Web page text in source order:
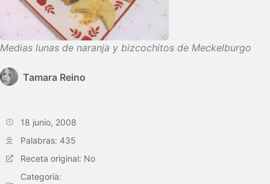
Medias lunas de naranja y bizcochitos de Meckelburgo
Tamara Reino
18 junio, 2008
Palabras: 435
Receta original: No
Categoría: